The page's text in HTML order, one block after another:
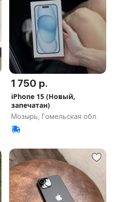
1 750 р.
iPhone 15 (Новый,
запечатан)
Мозырь, Гомельская обл.